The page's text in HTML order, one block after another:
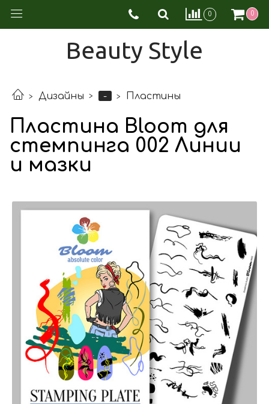
0 0
Beauty Style
Дизайны - Пластины
Пластина Bloom для
стемпинга 002 Линии
и мазки